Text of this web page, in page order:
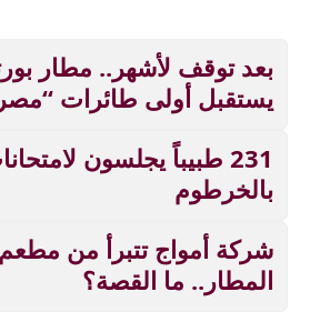
بعد توقف لأشهر.. مطار
يستقبل أولى طائرات
231 طبيباً يجلسون
بالخرطوم
شركة أمواج تتبرأ من
المطار.. ما القصة؟